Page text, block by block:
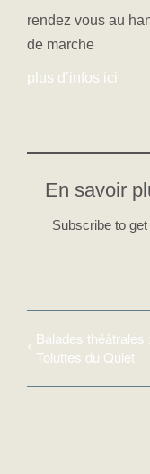
rendez vous au
de marche
plus d’infos ici
En savoir
Subscribe to
Balades théâtrales
Toluttes du Quiet